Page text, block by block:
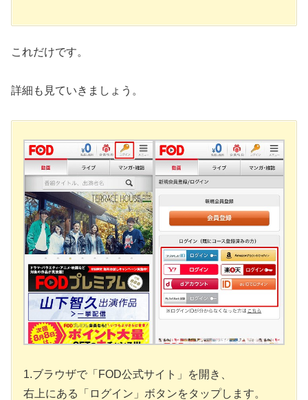
これだけです。
詳細も見ていきましょう。
1.ブラウザで「FOD公式サイト」を開き、
右上にある「ログイン」ボタンをタップします。